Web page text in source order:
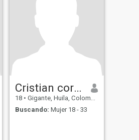
Cristian cordoba
18 • Gigante, Huila, Colombia
Buscando: Mujer 18 - 33